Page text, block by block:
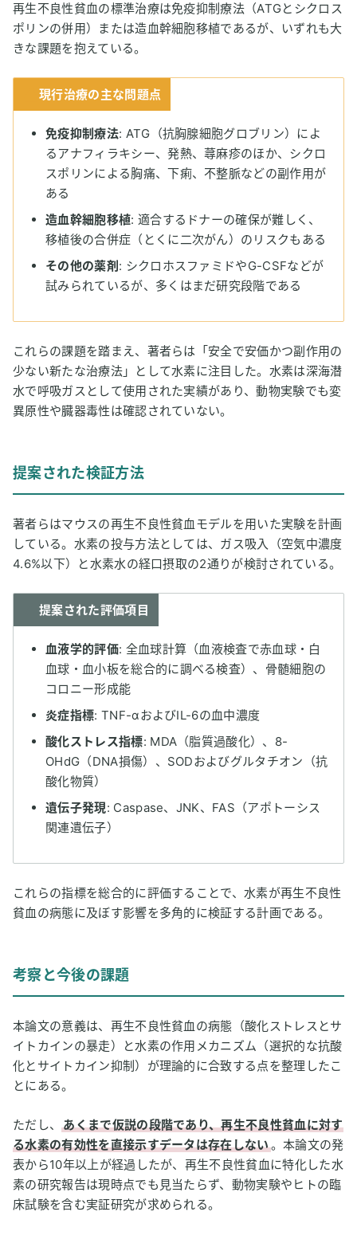
再生不良性貧血の標準治療は免疫抑制療法（ATGとシクロス
ポリンの併用）または造血幹細胞移植であるが、いずれも大
きな課題を抱えている。
現行治療の主な問題点
免疫抑制療法: ATG（抗胸腺細胞グロブリン）によ
るアナフィラキシー、発熱、蕁麻疹のほか、シクロ
スポリンによる胸痛、下痢、不整脈などの副作用が
ある
造血幹細胞移植: 適合するドナーの確保が難しく、
移植後の合併症（とくに二次がん）のリスクもある
その他の薬剤: シクロホスファミドやG-CSFなどが
試みられているが、多くはまだ研究段階である
これらの課題を踏まえ、著者らは「安全で安価かつ副作用の
少ない新たな治療法」として水素に注目した。水素は深海潜
水で呼吸ガスとして使用された実績があり、動物実験でも変
異原性や臓器毒性は確認されていない。
提案された検証方法
著者らはマウスの再生不良性貧血モデルを用いた実験を計画
している。水素の投与方法としては、ガス吸入（空気中濃度
4.6%以下）と水素水の経口摂取の2通りが検討されている。
提案された評価項目
血液学的評価: 全血球計算（血液検査で赤血球・白
血球・血小板を総合的に調べる検査）、骨髄細胞の
コロニー形成能
炎症指標: TNF-αおよびIL-6の血中濃度
酸化ストレス指標: MDA（脂質過酸化）、8-
OHdG（DNA損傷）、SODおよびグルタチオン（抗
酸化物質）
遺伝子発現: Caspase、JNK、FAS（アポトーシス
関連遺伝子）
これらの指標を総合的に評価することで、水素が再生不良性
貧血の病態に及ぼす影響を多角的に検証する計画である。
考察と今後の課題
本論文の意義は、再生不良性貧血の病態（酸化ストレスとサ
イトカインの暴走）と水素の作用メカニズム（選択的な抗酸
化とサイトカイン抑制）が理論的に合致する点を整理したこ
とにある。
ただし、あくまで仮説の段階であり、再生不良性貧血に対す
る水素の有効性を直接示すデータは存在しない。本論文の発
表から10年以上が経過したが、再生不良性貧血に特化した水
素の研究報告は現時点でも見当たらず、動物実験やヒトの臨
床試験を含む実証研究が求められる。